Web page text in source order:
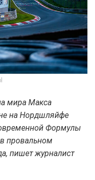
мира Макса
на Нордшляйфе
Формулы
провальном
пишет журналист